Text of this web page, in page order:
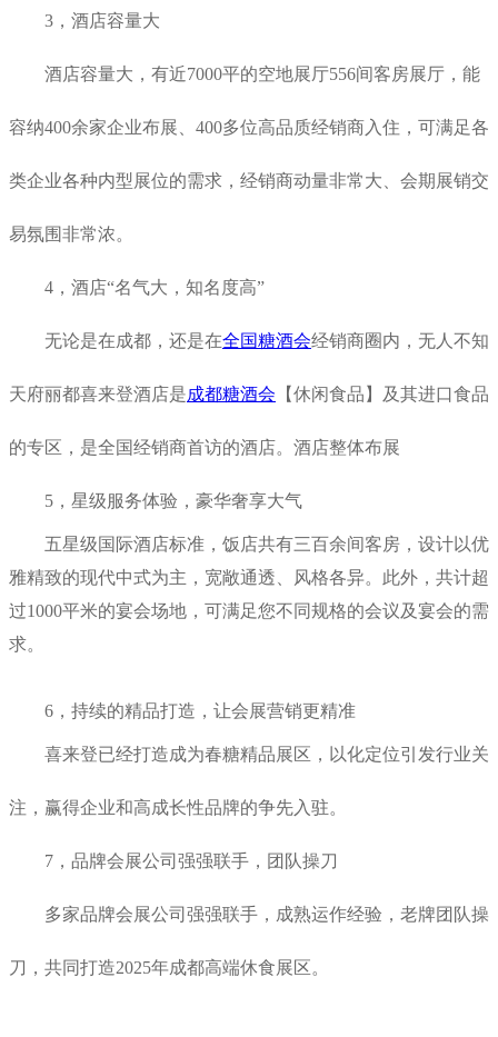
3，酒店容量大
酒店容量大，有近7000平的空地展厅556间客房展厅，能
容纳400余家企业布展、400多位高品质经销商入住，可满足各
类企业各种内型展位的需求，经销商动量非常大、会期展销交
易氛围非常浓。
4，酒店“名气大，知名度高”
无论是在成都，还是在全国糖酒会经销商圈内，无人不知
天府丽都喜来登酒店是成都糖酒会 【休闲食品】及其进口食品
的专区，是全国经销商首访的酒店。酒店整体布展
5 ， 星级服务体验，豪华奢享大气
五星级国际酒店标准，饭店共有三百余间客房，设计以优
雅精致的现代中式为主，宽敞通透、风格各异。此外，共计超
过1000平米的宴会场地，可满足您不同规格的会议及宴会的需
求。
6 ， 持续的精品打造，让会展营销更精准
喜来登已经打造成为春糖精品展区，以化定位引发行业关
注，赢得企业和高成长性品牌的争先入驻。
7 ， 品牌会展公司强强联手，团队操刀
多家品牌会展公司强强联手，成熟运作经验，老牌团队操
刀，共同打造2025年成都高端休食展区。